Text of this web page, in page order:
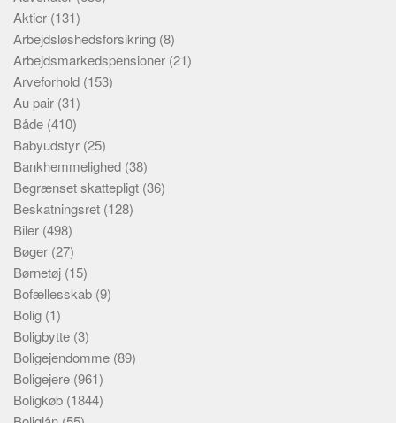
Aktier (131)
Arbejdsløshedsforsikring (8)
Arbejdsmarkedspensioner (21)
Arveforhold (153)
Au pair (31)
Både (410)
Babyudstyr (25)
Bankhemmelighed (38)
Begrænset skattepligt (36)
Beskatningsret (128)
Biler (498)
Bøger (27)
Børnetøj (15)
Bofællesskab (9)
Bolig (1)
Boligbytte (3)
Boligejendomme (89)
Boligejere (961)
Boligkøb (1844)